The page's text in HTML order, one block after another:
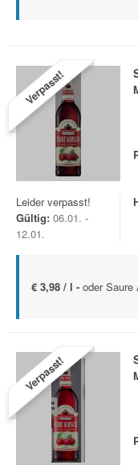
Verpasst!
Leider verpasst!
Gültig: 06.01. -
12.01.
€ 3,98 / l - oder Saure
Verpasst!